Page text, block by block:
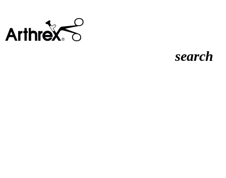
search